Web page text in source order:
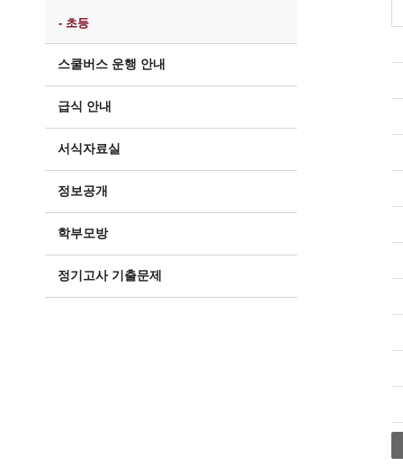
- 초등
스쿨버스 운행 안내
급식 안내
서식자료실
정보공개
학부모방
정기고사 기출문제